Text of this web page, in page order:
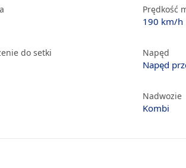
Prędkość
190 km/h
do setki Napęd
Napęd
Nadwozie
Kombi